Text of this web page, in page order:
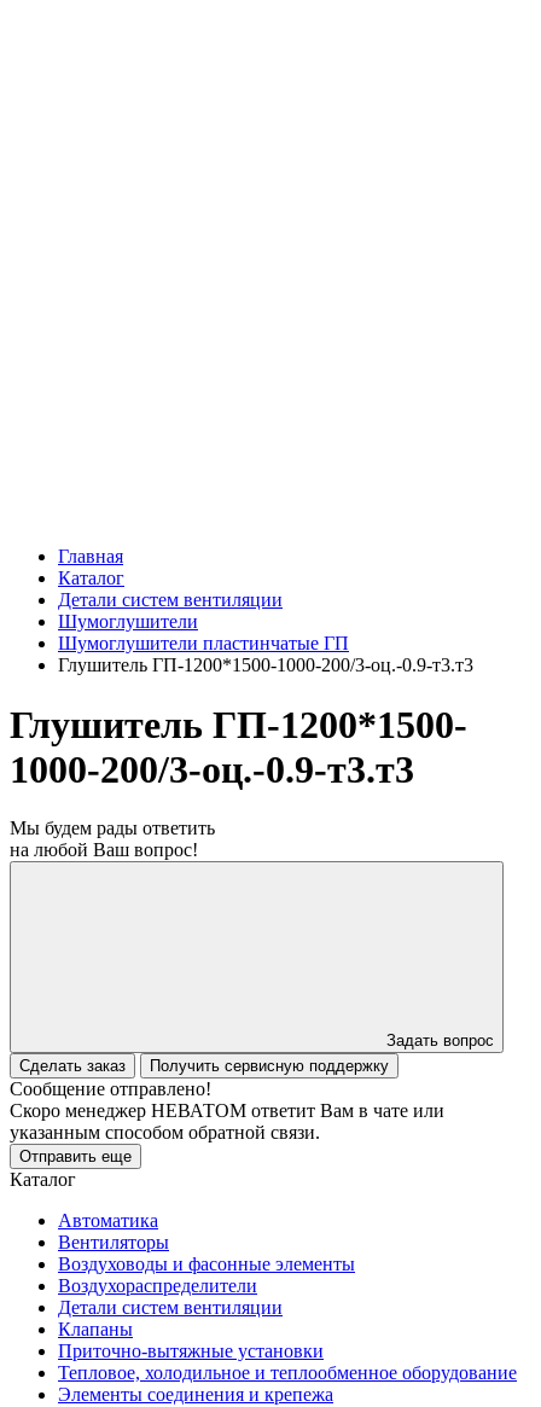
Главная
Каталог
Детали систем вентиляции
Шумоглушители
Шумоглушители пластинчатые ГП
Глушитель ГП-1200*1500-1000-200/3-оц.-0.9-т3.т3
Глушитель ГП-1200*1500-
1000-200/3-оц.-0.9-т3.т3
Мы будем рады ответить
на любой Ваш вопрос!
Задать вопрос
Сделать заказ
Получить сервисную поддержку
Сообщение отправлено!
Скоро менеджер НЕВАТОМ ответит Вам в чате или
указанным способом обратной связи.
Отправить еще
Каталог
Автоматика
Вентиляторы
Воздуховоды и фасонные элементы
Воздухораспределители
Детали систем вентиляции
Клапаны
Приточно-вытяжные установки
Тепловое, холодильное и теплообменное оборудование
Элементы соединения и крепежа